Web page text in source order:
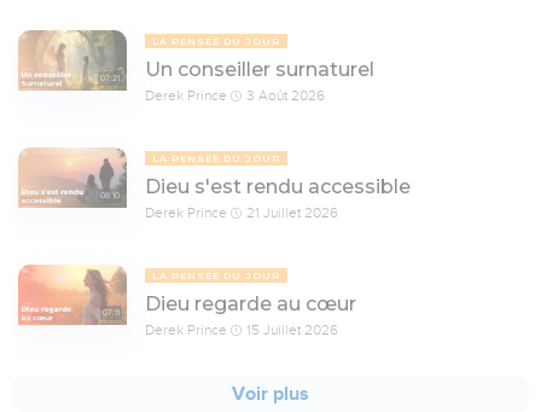
07:21
LA PENSÉE DU JOUR
Un conseiller surnaturel
Derek Prince 3 Août 2026
08:10
LA PENSÉE DU JOUR
Dieu s'est rendu accessible
Derek Prince 21 Juillet 2026
07:11
LA PENSÉE DU JOUR
Dieu regarde au cœur
Derek Prince 15 Juillet 2026
Voir plus